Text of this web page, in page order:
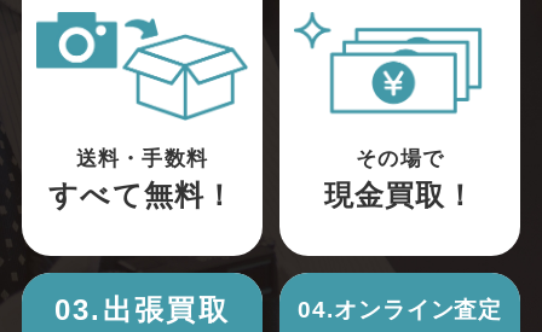
送料・手数料
すべて無料！
その場で
現金買取！
03.出張買取 04.オンライン査定